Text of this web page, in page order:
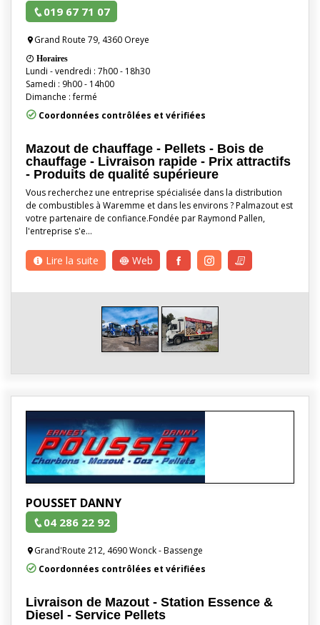
019 67 71 07
Grand Route 79, 4360 Oreye
Horaires
Lundi - vendredi : 7h00 - 18h30
Samedi : 9h00 - 14h00
Dimanche : fermé
Coordonnées contrôlées et vérifiées
Mazout de chauffage - Pellets - Bois de
chauffage - Livraison rapide - Prix attractifs
- Produits de qualité supérieure
Vous recherchez une entreprise spécialisée dans la distribution
de combustibles à Waremme et dans les environs ? Palmazout est
votre partenaire de confiance.Fondée par Raymond Pallen,
l'entreprise s'e…
Lire la suite Web
POUSSET DANNY
04 286 22 92
Grand'Route 212, 4690 Wonck - Bassenge
Coordonnées contrôlées et vérifiées
Livraison de Mazout - Station Essence &
Diesel - Service Pellets